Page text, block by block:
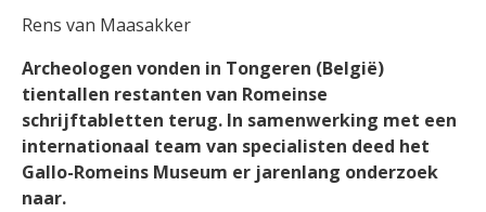
Rens van Maasakker
Archeologen vonden in Tongeren (België)
tientallen restanten van Romeinse
schrijftabletten terug. In samenwerking met een
internationaal team van specialisten deed het
Gallo-Romeins Museum er jarenlang onderzoek
naar.